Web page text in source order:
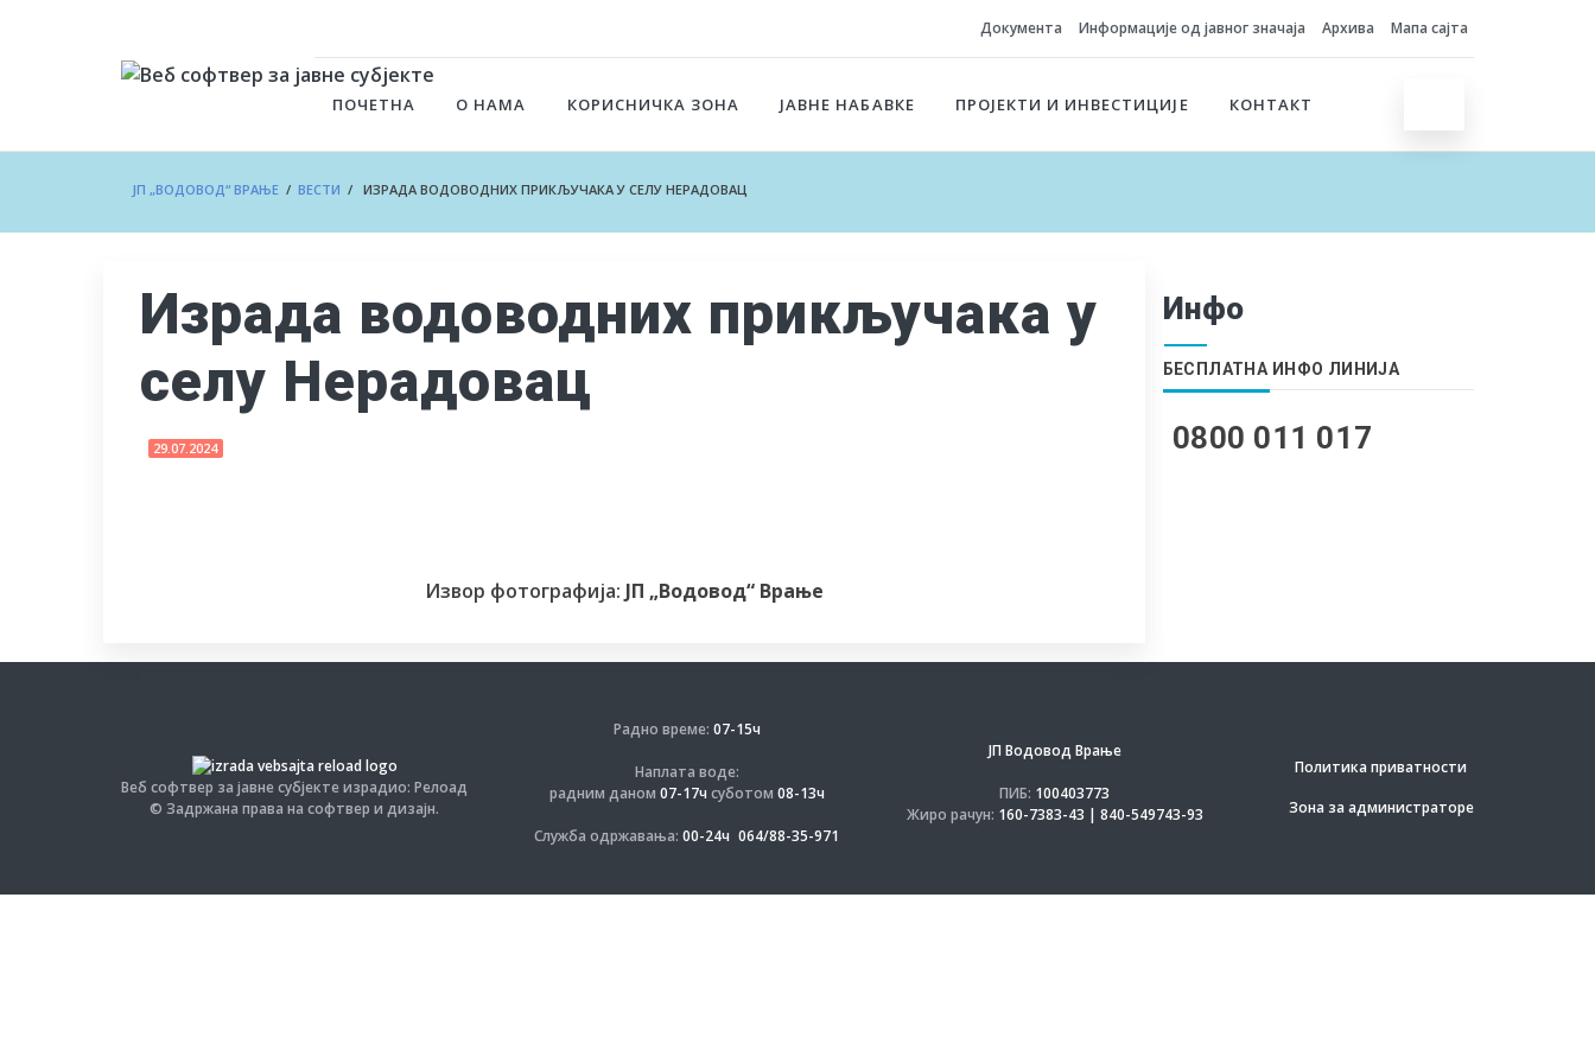
Документа Информације од јавног значаја Архива Мапа сајта
ПОЧЕТНА О НАМА КОРИСНИЧКА ЗОНА ЈАВНЕ НАБАВКЕ ПРОЈЕКТИ И ИНВЕСТИЦИЈЕ КОНТАКТ
ЈП „ВОДОВОД“ ВРАЊЕ / ВЕСТИ / ИЗРАДА ВОДОВОДНИХ ПРИКЉУЧАКА У СЕЛУ НЕРАДОВАЦ
Израда водоводних прикључака у
селу Нерадовац
29.07.2024
Извор фотографијa: ЈП „Водовод“ Врање
Инфо
БЕСПЛАТНА ИНФО ЛИНИЈА
0800 011 017
Политика приватности
Зона за администраторе
Радно време: 07-15ч
Наплата воде:
радним даном 07-17ч суботом 08-13ч
Служба одржавања: 00-24ч 064/88-35-971
ЈП Водовод Врање
ПИБ: 100403773
Жиро рачун: 160-7383-43 | 840-549743-93
Веб софтвер за јавне субјекте израдио: Релоад
© Задржана права на софтвер и дизајн.